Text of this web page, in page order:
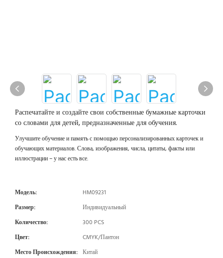
Распечатайте и создайте свои собственные бумажные карточки
со словами для детей, предназначенные для обучения.
Улучшите обучение и память с помощью персонализированных карточек и
обучающих материалов. Слова, изображения, числа, цитаты, факты или
иллюстрации – у нас есть все.
Модель:
HM09231
Размер:
Индивидуальный
Количество:
300 PCS
Цвет:
CMYK/Пантон
Место Происхождения: Китай